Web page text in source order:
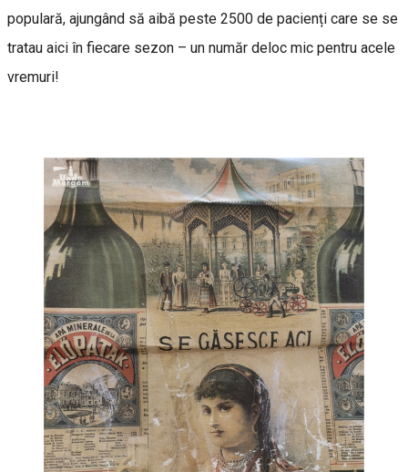
populară, ajungând să aibă peste 2500 de pacienți care se se
tratau aici în fiecare sezon – un număr deloc mic pentru acele
vremuri!